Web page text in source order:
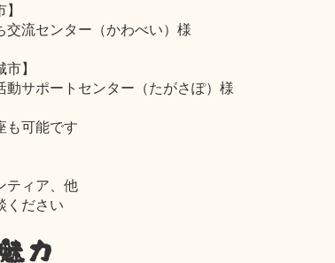
交流センター（かわべい）様
】
動サポートセンター（たがさぽ）様
も可能です
ティア、他
ください
力